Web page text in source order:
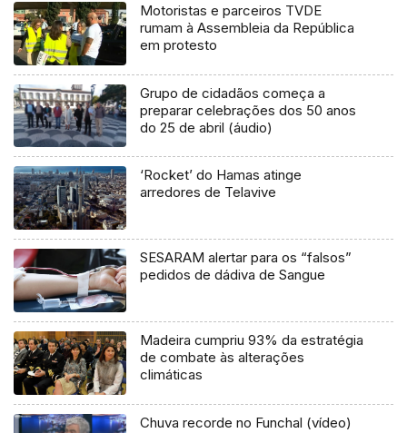
Motoristas e parceiros TVDE
rumam à Assembleia da República
em protesto
Grupo de cidadãos começa a
preparar celebrações dos 50 anos
do 25 de abril (áudio)
‘Rocket’ do Hamas atinge
arredores de Telavive
SESARAM alertar para os “falsos”
pedidos de dádiva de Sangue
Madeira cumpriu 93% da estratégia
de combate às alterações
climáticas
Chuva recorde no Funchal (vídeo)